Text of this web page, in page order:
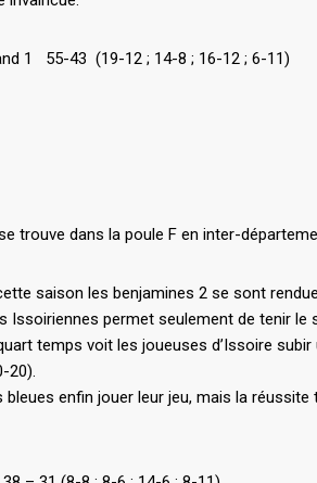
1 55-43 (19-12 ; 14-8 ; 16-12 ; 6-11)
trouve dans la poule F en inter-
saison les benjamines 2 se sont
Issoiriennes permet seulement de tenir le
temps voit les joueuses d’Issoire
20).
bleues enfin jouer leur jeu, mais la